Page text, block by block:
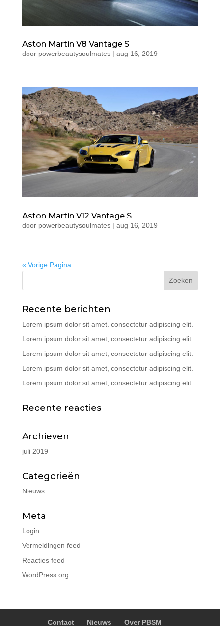
Aston Martin V8 Vantage S
door powerbeautysoulmates| aug 16, 2019
Aston Martin V12 Vantage S
door powerbeautysoulmates| aug 16, 2019
« Vorige Pagina
Recente berichten
Lorem ipsum dolor sit amet, consectetur adipiscing elit.
Lorem ipsum dolor sit amet, consectetur adipiscing elit.
Lorem ipsum dolor sit amet, consectetur adipiscing elit.
Lorem ipsum dolor sit amet, consectetur adipiscing elit.
Lorem ipsum dolor sit amet, consectetur adipiscing elit.
Recente reacties
Archieven
juli 2019
Categorieën
Nieuws
Meta
Login
Vermeldingen feed
Reacties feed
WordPress.org
Contact Nieuws Over PBSM